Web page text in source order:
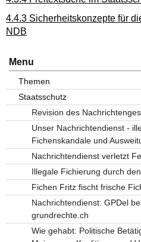
4.4.3 Sicherheitskonzepte für
NDB
Menu
Themen
Staatsschutz
Revision des
Unser Nachrichtendienst -
Fichenskandale und
Nachrichtendienst verletzt
Illegale Fichierung durch
Fichen Fritz fischt frische
Nachrichtendienst: GPDel
grundrechte.ch
Wie gehabt: Politische